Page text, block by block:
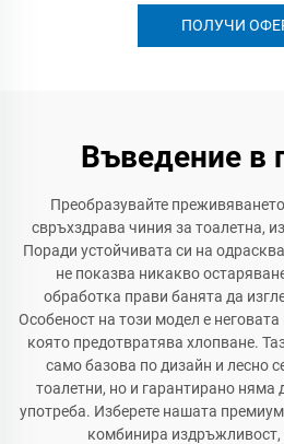
ПОЛУЧИ
Въведение в
Преобразувайте
свръхздрава чиния за тоалетна,
Поради устойчивата си на
не показва никакво
обработка прави банята да
Особеност на този модел е
която предотвратява хлопване.
само базова по дизайн и лесно
тоалетни, но и гарантирано няма
употреба. Изберете нашата
комбинира издръжливост,